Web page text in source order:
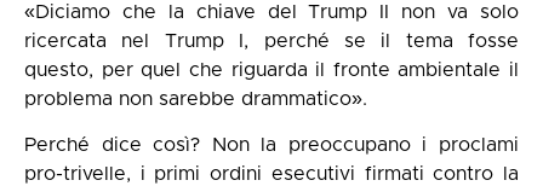
«Diciamo che la chiave del Trump II non va solo
ricercata nel Trump I, perché se il tema fosse
questo, per quel che riguarda il fronte ambientale il
problema non sarebbe drammatico».
Perché dice così? Non la preoccupano i proclami
pro-trivelle, i primiordini esecutivi firmati contro la